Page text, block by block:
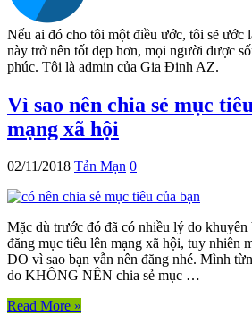
Nếu ai đó cho tôi một điều ước, tôi sẽ ước
này trở nên tốt đẹp hơn, mọi người được
phúc. Tôi là admin của Gia Đinh AZ.
Vì sao nên chia sẻ mục
mạng xã hội
02/11/2018 Tản Mạn 0
Mặc dù trước đó đã có nhiều lý do
đăng mục tiêu lên mạng xã hội, tuy nhiên
DO vì sao bạn vẫn nên đăng nhé. Mình
do KHÔNG NÊN chia sẻ mục …
Read More »